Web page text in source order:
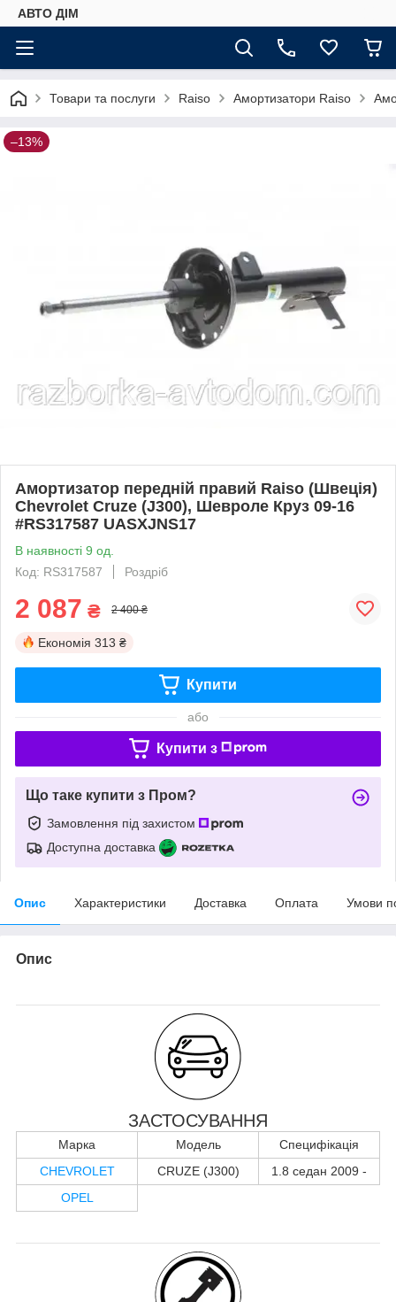
АВТО ДIМ
Товари та послуги Raiso Амортизатори Raiso
–13%
Амортизатор передній правий Raiso (Швеція)
Chevrolet Cruze (J300), Шевроле Круз 09-16
#RS317587 UASXJNS17
В наявності 9 од.
Код: RS317587
Роздріб
2 087 ₴ 2 400 ₴
Економія 313 ₴
Купити
або
Купити з
Що таке купити з Пром?
Замовлення під захистом
Доступна доставка
Опис Характеристики Доставка Оплата Умови
Опис
ЗАСТОСУВАННЯ
Марка Модель
Специфікація
CHEVROLET
CRUZE (J300)
1.8 седан 2009 -
OPEL